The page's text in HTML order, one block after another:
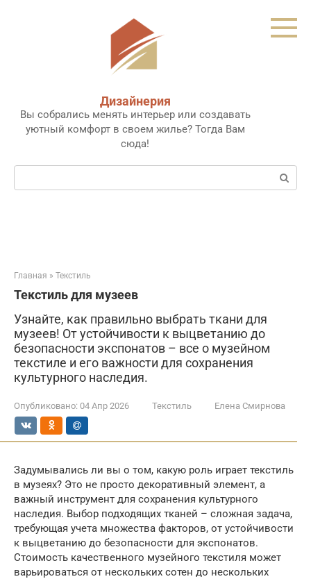
Дизайнерия
Вы собрались менять интерьер или создавать
уютный комфорт в своем жилье? Тогда Вам
сюда!
Поиск:
Главная » Текстиль
Текстиль для музеев
Узнайте, как правильно выбрать ткани для
музеев! От устойчивости к выцветанию до
безопасности экспонатов – все о музейном
текстиле и его важности для сохранения
культурного наследия.
Опубликовано: 04 Апр 2026 Текстиль Елена Смирнова
Задумывались ли вы о том, какую роль играет текстиль
в музеях? Это не просто декоративный элемент, а
важный инструмент для сохранения культурного
наследия. Выбор подходящих тканей – сложная задача,
требующая учета множества факторов, от устойчивости
к выцветанию до безопасности для экспонатов.
Стоимость качественного музейного текстиля может
варьироваться от нескольких сотен до нескольких